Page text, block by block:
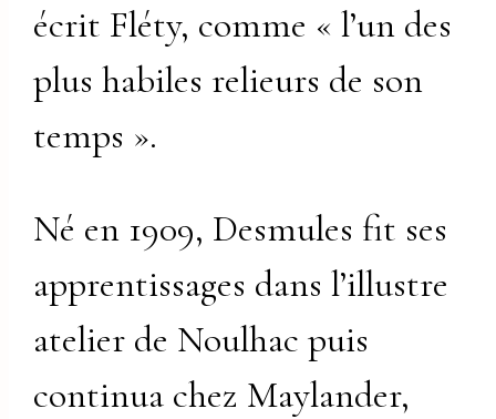
écrit Fléty, comme « l’un des
plus habiles relieurs de son
temps ».
Né en 1909, Desmules fit ses
apprentissages dans l’illustre
atelier de Noulhac puis
continua chez Maylander,